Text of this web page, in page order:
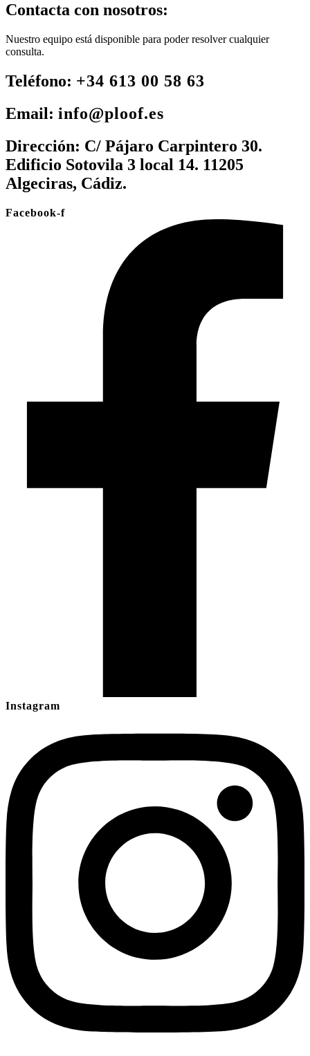
Contacta con nosotros:
Nuestro equipo está disponible para poder resolver cualquier
consulta.
Teléfono: +34 613 00 58 63
Email: info@ploof.es
Dirección: C/ Pájaro Carpintero 30.
Edificio Sotovila 3 local 14. 11205
Algeciras, Cádiz.
Facebook-f
Instagram